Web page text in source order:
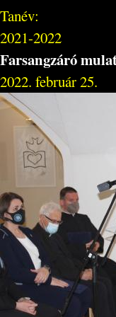
Tanév:
2021-2022
Farsangzáró
2022. február 25.